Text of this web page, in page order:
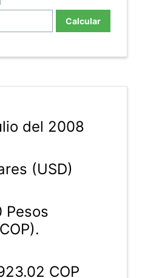
Calcular
del 2008
(USD)
Pesos
COP